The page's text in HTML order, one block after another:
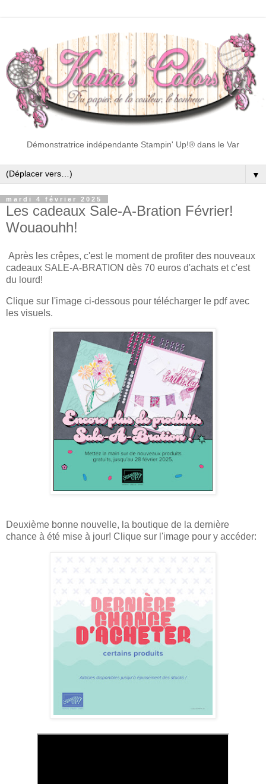
Démonstratrice indépendante Stampin' Up!® dans le Var
▼
mardi 4 février 2025
Les cadeaux Sale-A-Bration Février!
Wouaouhh!
Après les crêpes, c'est le moment de profiter des nouveaux
cadeaux SALE-A-BRATION dès 70 euros d'achats et c'est
du lourd!
Clique sur l'image ci-dessous pour télécharger le pdf avec
les visuels.
Deuxième bonne nouvelle, la boutique de la dernière
chance à été mise à jour! Clique sur l'image pour y accéder: